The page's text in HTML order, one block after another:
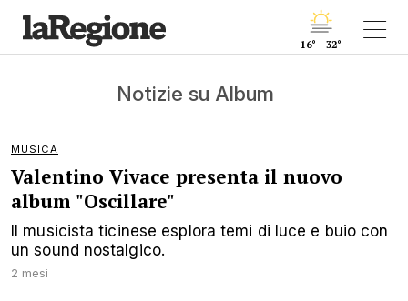
16° - 32°
Notizie su Album
MUSICA
Valentino Vivace presenta il nuovo
album "Oscillare"
Il musicista ticinese esplora temi di luce e buio con
un sound nostalgico.
2 mesi